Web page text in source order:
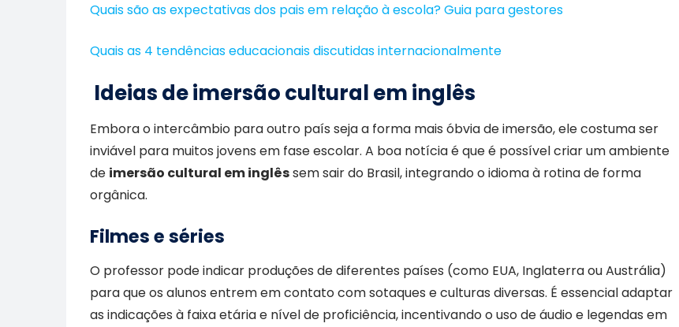
Quais são as expectativas dos pais em relação à escola? Guia para gestores
Quais as 4 tendências educacionais discutidas internacionalmente
Ideias de imersão cultural em inglês
Embora o intercâmbio para outro país seja a forma mais óbvia de imersão, ele costuma ser
inviável para muitos jovens em fase escolar. A boa notícia é que é possível criar um ambiente
de imersão cultural em inglêssem sair do Brasil, integrando o idioma à rotina de forma
orgânica.
Filmes e séries
O professor pode indicar produções de diferentes países (como EUA, Inglaterra ou Austrália)
para que os alunos entrem em contato com sotaques e culturas diversas. É essencial adaptar
as indicações à faixa etária e nível de proficiência, incentivando o uso de áudio e legendas em